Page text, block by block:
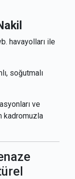
havayolları ile
soğutmalı
ve
kadromuzla